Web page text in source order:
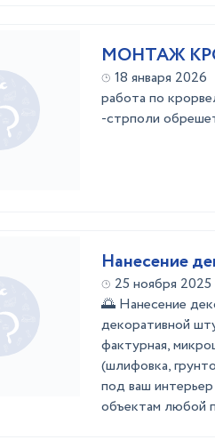
МОНТАЖ
18 января 2026
работа по
-стрполи
Нанесение
25 ноября 2025
🌅 Нанесение
декоративной
фактурная,
(шлифовка,
под ваш
объектам любой